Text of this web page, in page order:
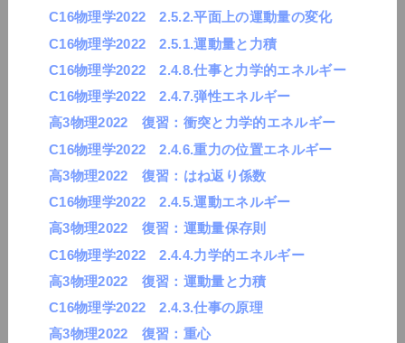
C16物理学2022 2.5.2.平面上の運動量の変化
C16物理学2022 2.5.1.運動量と力積
C16物理学2022 2.4.8.仕事と力学的エネルギー
C16物理学2022 2.4.7.弾性エネルギー
高3物理2022 復習：衝突と力学的エネルギー
C16物理学2022 2.4.6.重力の位置エネルギー
高3物理2022 復習：はね返り係数
C16物理学2022 2.4.5.運動エネルギー
高3物理2022 復習：運動量保存則
C16物理学2022 2.4.4.力学的エネルギー
高3物理2022 復習：運動量と力積
C16物理学2022 2.4.3.仕事の原理
高3物理2022 復習：重心